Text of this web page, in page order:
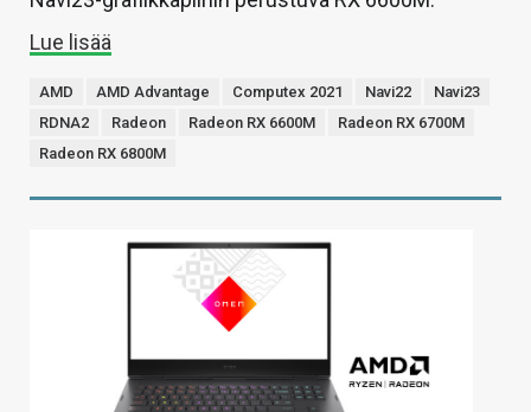
Lue lisää
AMD AMD Advantage Computex 2021 Navi22
Navi23
RDNA2
Radeon Radeon RX 6600M
Radeon RX 6700M
Radeon RX 6800M